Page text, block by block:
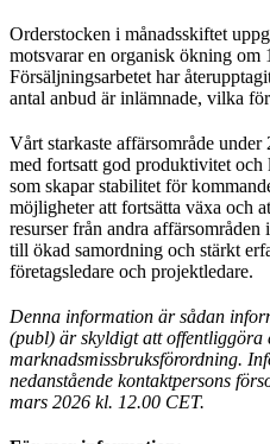
Orderstocken i månadsskiftet
motsvarar en organisk ökning om
Försäljningsarbetet har
antal anbud är inlämnade, vilka
Vårt starkaste affärsområde
med fortsatt god produktivitet och
som skapar stabilitet för
möjligheter att fortsätta växa och
resurser från andra
till ökad samordning och stärkt
företagsledare och projektledare.
Denna information är sådan
(publ) är skyldigt att offentliggöra
marknadsmissbruksförordning.
nedanstående kontaktpersons
mars 2026 kl. 12.00 CET.